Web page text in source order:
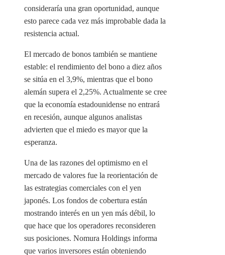
consideraría una gran oportunidad, aunque
esto parece cada vez más improbable dada la
resistencia actual.
El mercado de bonos también se mantiene
estable: el rendimiento del bono a diez años
se sitúa en el 3,9%, mientras que el bono
alemán supera el 2,25%. Actualmente se cree
que la economía estadounidense no entrará
en recesión, aunque algunos analistas
advierten que el miedo es mayor que la
esperanza.
Una de las razones del optimismo en el
mercado de valores fue la reorientación de
las estrategias comerciales con el yen
japonés. Los fondos de cobertura están
mostrando interés en un yen más débil, lo
que hace que los operadores reconsideren
sus posiciones. Nomura Holdings informa
que varios inversores están obteniendo